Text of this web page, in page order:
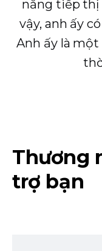
năng tiếp thị
vậy, anh ấy
Anh ấy là
Thương
trợ bạn